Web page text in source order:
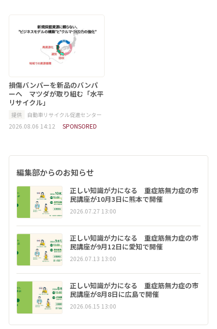
損傷バンパーを新品のバンパ
ーへ マツダが取り組む「水平
リサイクル」
提供 自動車リサイクル促進センター
2026.08.06 14:12 SPONSORED
編集部からのお知らせ
正しい知識が力になる 重症筋無力症の市
民講座が10月3日に熊本で開催
2026.07.27 13:00
正しい知識が力になる 重症筋無力症の市
民講座が9月12日に愛知で開催
2026.07.13 13:00
正しい知識が力になる 重症筋無力症の市
民講座が8月8日に広島で開催
2026.06.15 13:00